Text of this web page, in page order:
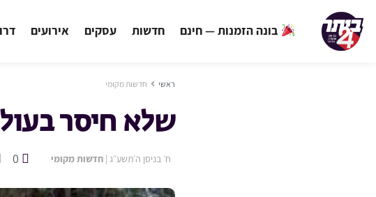
בונה הזמנות — חינם חדשות עסקים אירועים
ראשי חדשות מקומי
שלא חיסר
ח׳ בניסן ה׳תשע״ג | חדשות מקומי 0